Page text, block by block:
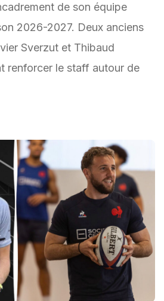
de son équipe
2026-2027. Deux anciens
Sverzut et Thibaud
renforcer le staff autour de